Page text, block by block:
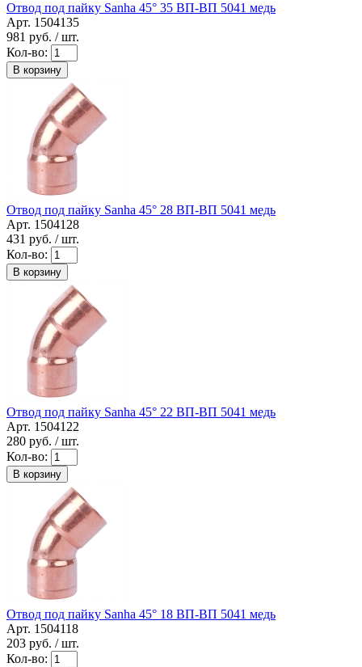
Отвод под пайку Sanha 45° 35 ВП-ВП 5041 медь
Арт. 1504135
981 руб. / шт.
Кол-во:
В корзину
Отвод под пайку Sanha 45° 28 ВП-ВП 5041 медь
Арт. 1504128
431 руб. / шт.
Кол-во:
В корзину
Отвод под пайку Sanha 45° 22 ВП-ВП 5041 медь
Арт. 1504122
280 руб. / шт.
Кол-во:
В корзину
Отвод под пайку Sanha 45° 18 ВП-ВП 5041 медь
Арт. 1504118
203 руб. / шт.
Кол-во: